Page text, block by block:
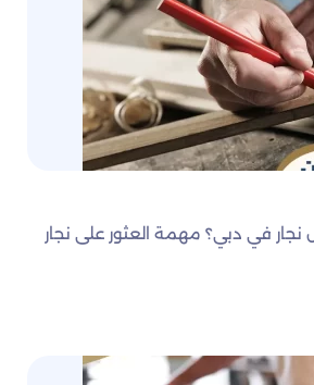
في دبي؟ مهمة العثور على نجار